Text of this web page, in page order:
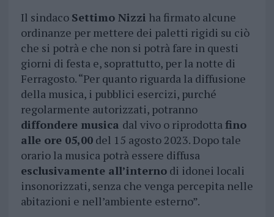
Il sindaco Settimo Nizzi ha firmato alcune
ordinanze per mettere dei paletti rigidi su ciò
che si potrà e che non si potrà fare in questi
giorni di festa e, soprattutto, per la notte di
Ferragosto. “Per quanto riguarda la diffusione
della musica, i pubblici esercizi, purché
regolarmente autorizzati, potranno
diffondere musica dal vivo o riprodottafino
alle ore 05,00del 15 agosto 2023. Dopo tale
orario la musica potrà essere diffusa
esclusivamente all’internodi idonei locali
insonorizzati, senza che venga percepita nelle
abitazioni e nell’ambiente esterno”.